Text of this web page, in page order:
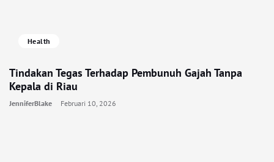
Health
Tindakan Tegas Terhadap Pembunuh Gajah Tanpa
Kepala di Riau
JenniferBlake Februari 10, 2026